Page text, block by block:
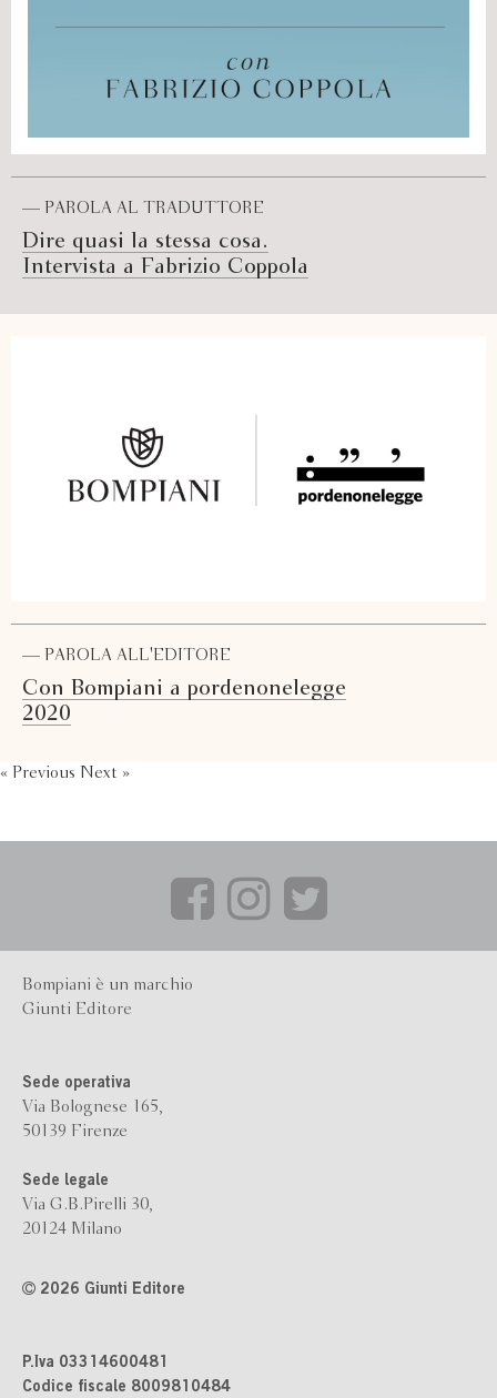
— PAROLA AL TRADUTTORE
Dire quasi la stessa cosa.
Intervista a Fabrizio Coppola
— PAROLA ALL'EDITORE
Con Bompiani a pordenonelegge
2020
« Previous Next »
Bompiani è un marchio
Giunti Editore
Sede operativa
Via Bolognese 165,
50139 Firenze
Sede legale
Via G.B.Pirelli 30,
20124 Milano
2026 Giunti Editore
P.Iva 03314600481
Codice fiscale 8009810484